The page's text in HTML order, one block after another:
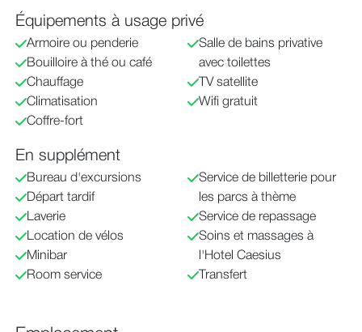
Équipements à usage privé
Armoire ou penderie
Bouilloire à thé ou café
Chauffage
Climatisation
Coffre-fort
Salle de bains privative
avec toilettes
TV satellite
Wifi gratuit
En supplément
Bureau d'excursions
Départ tardif
Laverie
Location de vélos
Minibar
Room service
Service de billetterie pour
les parcs à thème
Service de repassage
Soins et massages à
l'Hotel Caesius
Transfert